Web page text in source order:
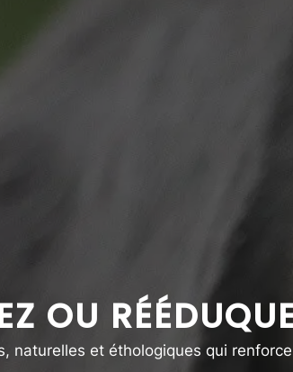
OU
naturelles et éthologiques qui